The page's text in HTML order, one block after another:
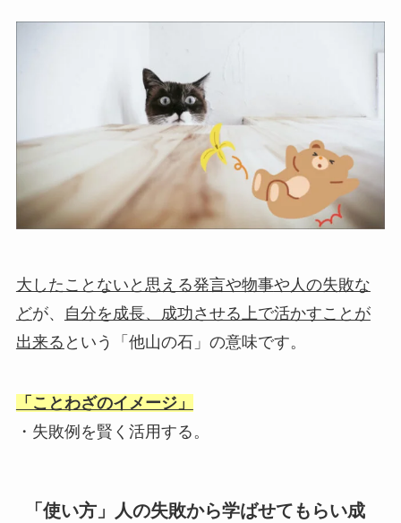
大したことないと思える発言や物事や 人の失敗な
どが、
自分を成長、成功させる上で活かすことが
出来る という「他山の石」の意味です。
「ことわざのイメージ」
・失敗例を賢く活用する。
「使い方」人の失敗から学ばせてもらい成